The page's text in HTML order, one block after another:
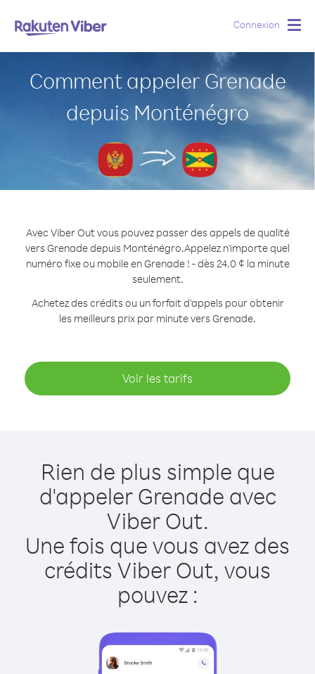
Connexion
Comment appeler Grenade
depuis Monténégro
Avec Viber Out vous pouvez passer des appels de qualité
vers Grenade depuis Monténégro.Appelez n'importe quel
numéro fixe ou mobile en Grenade ! - dès 24.0 ¢ la minute
seulement.
Achetez des crédits ou un forfait d’appels pour obtenir
les meilleurs prix par minute vers Grenade.
Voir les tarifs
Rien de plus simple que
d'appeler Grenade avec
Viber Out.
Une fois que vous avez des
crédits Viber Out, vous
pouvez :